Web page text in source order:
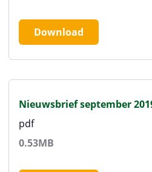
Download
Nieuwsbrief september
pdf
0.53MB